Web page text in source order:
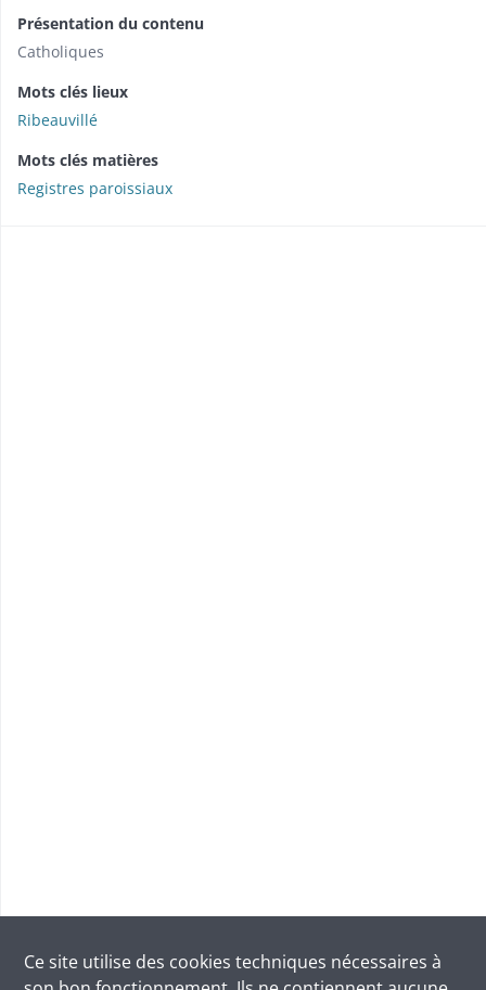
Présentation du contenu
Catholiques
Mots clés lieux
Ribeauvillé
Mots clés matières
Registres paroissiaux
Ce site utilise des cookies techniques nécessaires à